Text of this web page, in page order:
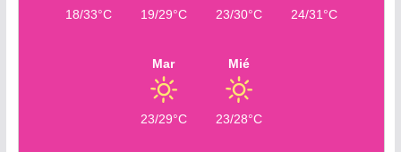
18/33°C 19/29°C 23/30°C 24/31°C
Mar
23/29°C
Mié
23/28°C